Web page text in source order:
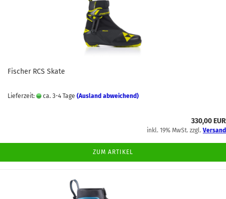
Fischer RCS Skate
Lieferzeit: ca. 3-4 Tage (Ausland abweichend)
330,00 EUR
inkl. 19% MwSt. zzgl. Versand
ZUM ARTIKEL